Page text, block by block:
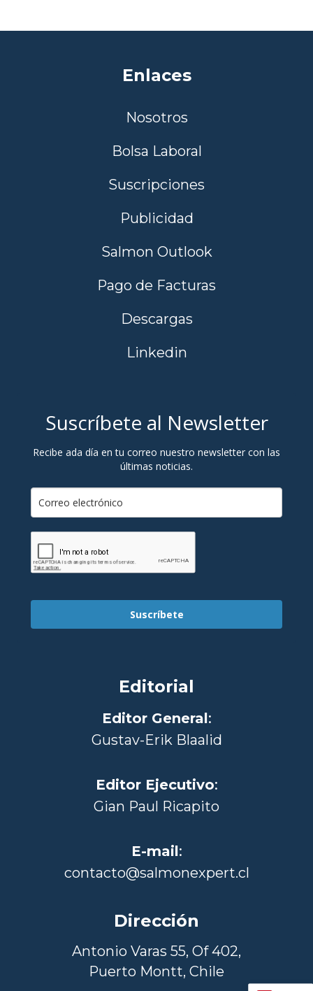
Enlaces
Nosotros
Bolsa Laboral
Suscripciones
Publicidad
Salmon Outlook
Pago de Facturas
Descargas
Linkedin
Suscríbete al Newsletter
Recibe ada día en tu correo nuestro newsletter con las
últimas noticias.
Suscríbete
Editorial
Editor General:
Gustav-Erik Blaalid
Editor Ejecutivo:
Gian Paul Ricapito
E-mail:
contacto@salmonexpert.cl
Dirección
Antonio Varas 55, Of 402,
Puerto Montt, Chile